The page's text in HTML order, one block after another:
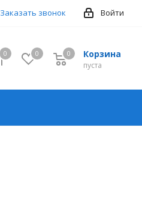
Войти
Заказать звонок
0 0 Корзина
0
пуста
0